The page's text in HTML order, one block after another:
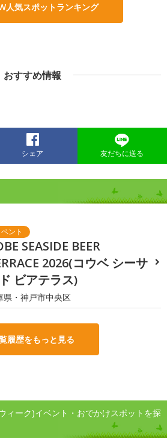
人気スポットランキング
おすすめ情報
シェア 友だちに送る
SEASIDE BEER
2026(コウベ シーサ
ビアテラス)
県・神戸市中央区
履歴をもっと見る
ィーク)イベント・おでかけスポットを探